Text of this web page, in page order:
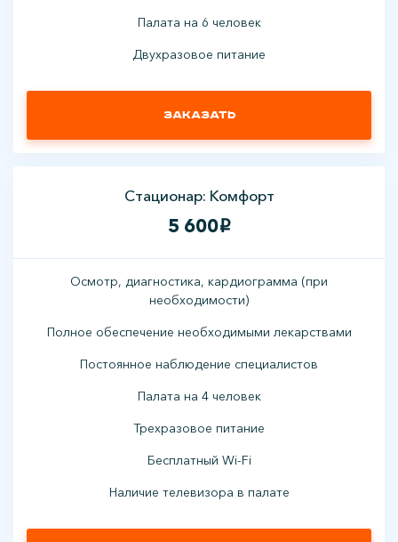
Палата на 6 человек
Двухразовое питание
Заказать
Стационар: Комфорт
5 600i
Осмотр, диагностика, кардиограмма (при
необходимости)
Полное обеспечение необходимыми лекарствами
Постоянное наблюдение специалистов
Палата на 4 человек
Трехразовое питание
Бесплатный Wi-Fi
Наличие телевизора в палате